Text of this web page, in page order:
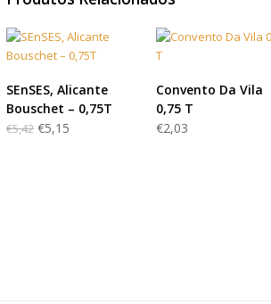
LER MAIS
SEnSES, Alicante
Bouschet – 0,75T
€5,42 €5,15
LER MAIS
Convento Da Vila
0,75 T
€2,03